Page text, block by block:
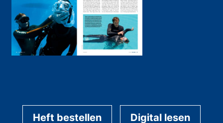
Heft bestellen Digital lesen